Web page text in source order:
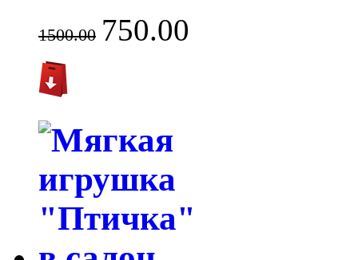
1500.00 750.00